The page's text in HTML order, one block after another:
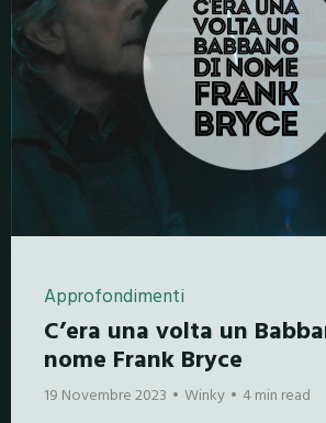
Approfondimenti
C’era una volta un
nome Frank Bryce
19 Novembre 2023 Winky 4 min read